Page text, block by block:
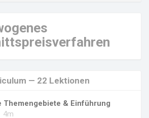
— 22 Lektionen
Themengebiete & Einführung
4m